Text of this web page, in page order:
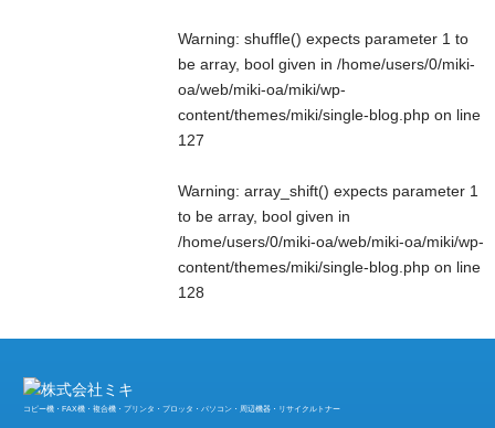
Warning: shuffle() expects parameter 1 to
be array, bool given in/home/users/0/miki-
oa/web/miki-oa/miki/wp-
content/themes/miki/single-blog.php on line
127
Warning: array_shift() expects parameter 1
to be array, bool given in
/home/users/0/miki-oa/web/miki-oa/miki/wp-
content/themes/miki/single-blog.php on line
128
コピー機・FAX機・複合機・プリンタ・プロッタ・パソコン・周辺機器・リサイクルトナー